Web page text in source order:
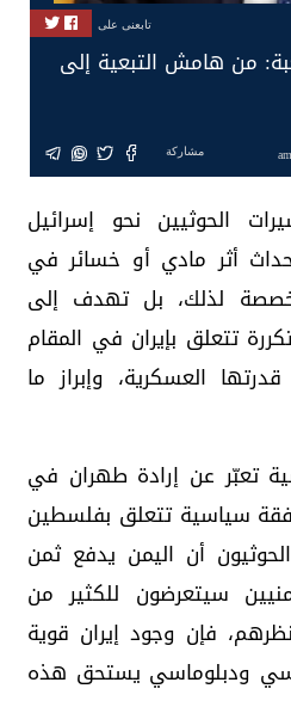
تابعنى على
من هامش التبعية إلى
مشاركة
الحوثيين نحو إسرائيل
أثر مادي أو خسائر في
لذلك، بل تهدف إلى
تتعلق بإيران في المقام
العسكرية، وإبراز ما
تعبّر عن إرادة طهران في
سياسية تتعلق بفلسطين
أن اليمن يدفع ثمن
سيتعرضون للكثير من
فإن وجود إيران قوية
ودبلوماسي يستحق هذه